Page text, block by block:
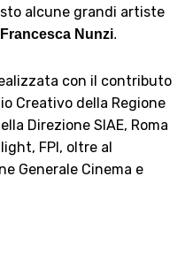
alcune grandi artiste
Nunzi.
con il contributo
Creativo della Regione
Direzione SIAE, Roma
FPI, oltre al
Generale Cinema e